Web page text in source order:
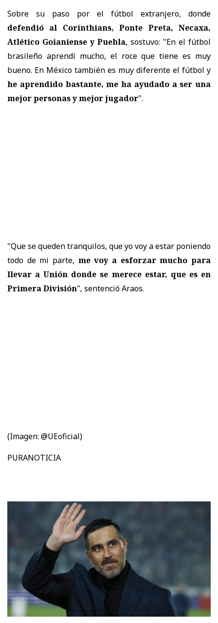
Sobre su paso por el fútbol extranjero, donde
defendió al Corinthians, Ponte Preta, Necaxa,
Atlético Goianiense y Puebla, sostuvo: "En el fútbol
brasileño aprendí mucho, el roce que tiene es muy
bueno. En México también es muy diferente el fútbol y
he aprendido bastante, me ha ayudado a ser una
mejor personas y mejor jugador".
"Que se queden tranquilos, que yo voy a estar poniendo
todo de mi parte, me voy a esforzar mucho para
llevar a Unión donde se merece estar, que es en
Primera División", sentenció Araos.
(Imagen: @UEoficial)
PURANOTICIA